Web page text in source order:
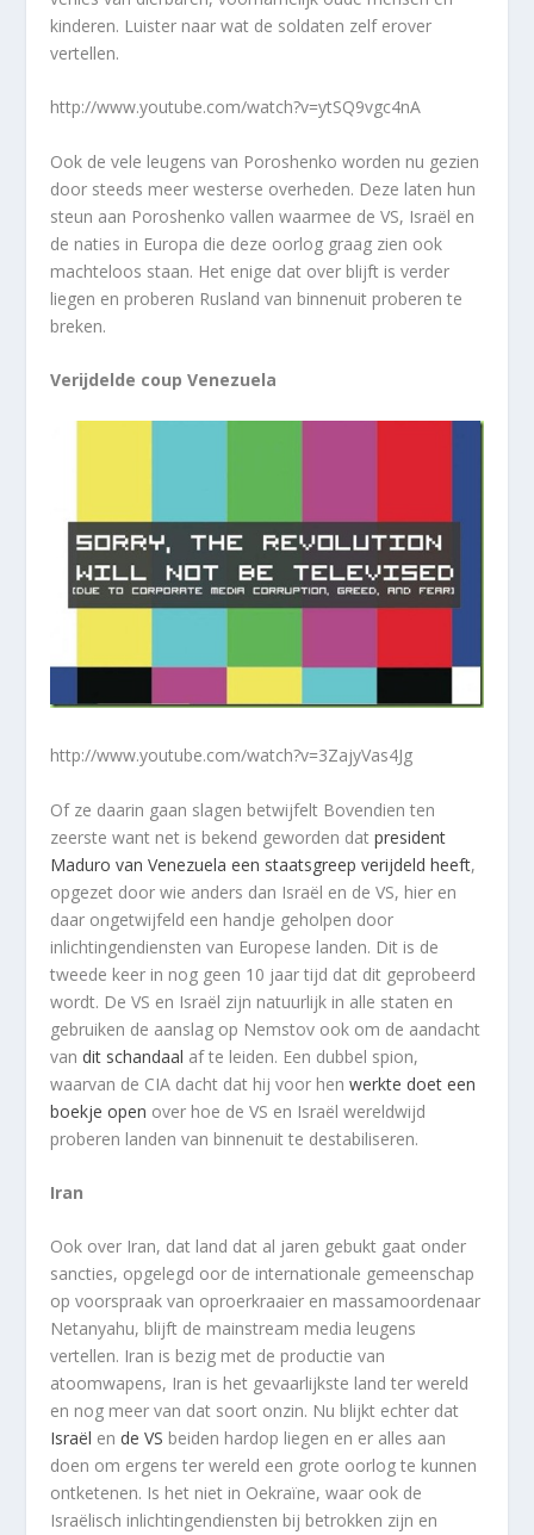
kinderen. Luister naar wat de soldaten zelf erover
vertellen.
http://www.youtube.com/watch?v=ytSQ9vgc4nA
Ook de vele leugens van Poroshenko worden nu gezien
door steeds meer westerse overheden. Deze laten hun
steun aan Poroshenko vallen waarmee de VS, Israël en
de naties in Europa die deze oorlog graag zien ook
machteloos staan. Het enige dat over blijft is verder
liegen en proberen Rusland van binnenuit proberen te
breken.
Verijdelde coup Venezuela
http://www.youtube.com/watch?v=3ZajyVas4Jg
Of ze daarin gaan slagen betwijfelt Bovendien ten
zeerste want net is bekend geworden datpresident
Maduro van Venezuela een staatsgreep verijdeld heeft,
opgezet door wie anders dan Israël en de VS, hier en
daar ongetwijfeld een handje geholpen door
inlichtingendiensten van Europese landen. Dit is de
tweede keer in nog geen 10 jaar tijd dat dit geprobeerd
wordt. De VS en Israël zijn natuurlijk in alle staten en
gebruiken de aanslag op Nemstov ook om de aandacht
van dit schandaal af te leiden. Een dubbel spion,
waarvan de CIA dacht dat hij voor henwerkte doet een
boekje open over hoe de VS en Israël wereldwijd
proberen landen van binnenuit te destabiliseren.
Iran
Ook over Iran, dat land dat al jaren gebukt gaat onder
sancties, opgelegd oor de internationale gemeenschap
op voorspraak van oproerkraaier en massamoordenaar
Netanyahu, blijft de mainstream media leugens
vertellen. Iran is bezig met de productie van
atoomwapens, Iran is het gevaarlijkste land ter wereld
en nog meer van dat soort onzin. Nu blijkt echter dat
Israël en de VS beiden hardop liegen en er alles aan
doen om ergens ter wereld een grote oorlog te kunnen
ontketenen. Is het niet in Oekraïne, waar ook de
Israëlisch inlichtingendiensten bij betrokken zijn en